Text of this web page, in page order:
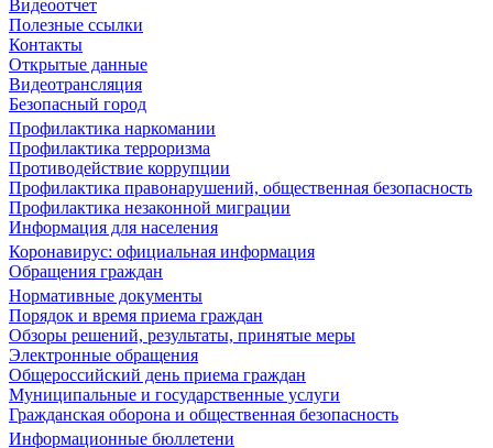
Видеоотчет
Полезные ссылки
Контакты
Открытые данные
Видеотрансляция
Безопасный город
Профилактика наркомании
Профилактика терроризма
Противодействие коррупции
Профилактика правонарушений, общественная безопасность
Профилактика незаконной миграции
Информация для населения
Коронавирус: официальная информация
Обращения граждан
Нормативные документы
Порядок и время приема граждан
Обзоры решений, результаты, принятые меры
Электронные обращения
Общероссийский день приема граждан
Муниципальные и государственные услуги
Гражданская оборона и общественная безопасность
Информационные бюллетени